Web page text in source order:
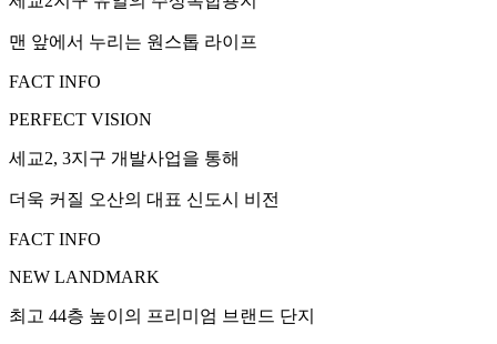
맨 앞에서 누리는 원스톱 라이프
FACT INFO
PERFECT VISION
세교2, 3지구 개발사업을 통해
더욱 커질 오산의 대표 신도시 비전
FACT INFO
NEW LANDMARK
최고 44층 높이의 프리미엄 브랜드 단지